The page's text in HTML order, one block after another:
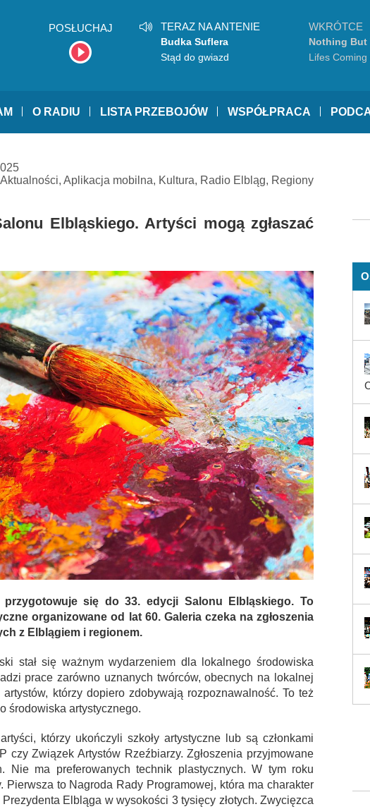
POSŁUCHAJ TERAZ NA ANTENIE
Budka Suflera
Stąd do gwiazd
WKRÓTCE
Nothing But
Lifes
O RADIU LISTA PRZEBOJÓW WSPÓŁPRACA
Aktualności, Aplikacja mobilna, Kultura, Radio Elbląg, Regiony
Elbląskiego. Artyści mogą zgłaszać
się do 33. edycji Salonu Elbląskiego. To
organizowane od lat 60. Galeria czeka na zgłoszenia
z Elblągiem i regionem.
stał się ważnym wydarzeniem dla lokalnego środowiska
prace zarówno uznanych twórców, obecnych na lokalnej
którzy dopiero zdobywają rozpoznawalność. To też
środowiska artystycznego.
którzy ukończyli szkoły artystyczne lub są członkami
czy Związek Artystów Rzeźbiarzy. Zgłoszenia przyjmowane
Nie ma preferowanych technik plastycznych. W tym roku
Pierwsza to Nagroda Rady Programowej, która ma charakter
Elbląga w wysokości 3 tysięcy złotych. Zwycięzca